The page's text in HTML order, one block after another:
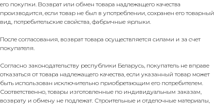
его покупки. Возврат или обмен товара надлежащего качества
производится, если товар не был в употреблении, сохранен его товарный
вид, потребительские свойства, фабричные ярлыки.
После согласования, возврат товара осуществляется силами и за счет
покупателя.
Согласно законодательству республики Беларусь, покупатель не вправе
отказаться от товара надлежащего качества, если указанный товар может
быть использован исключительно приобретающим его потребителем.
Соответственно, товары изготовленные по индивидуальным заказам,
возврату и обмену не подлежат. Строительные и отделочные материалы,